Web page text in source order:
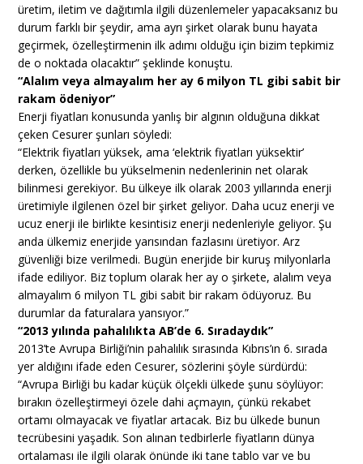
üretim, iletim ve dağıtımla ilgili düzenlemeler yapacaksanız bu
durum farklı bir şeydir, ama ayrı şirket olarak bunu hayata
geçirmek, özelleştirmenin ilk adımı olduğu için bizim tepkimiz
de o noktada olacaktır” şeklinde konuştu.
“Alalım veya almayalım her ay 6 milyon TL gibi sabit bir
rakam ödeniyor”
Enerji fiyatları konusunda yanlış bir algının olduğuna dikkat
çeken Cesurer şunları söyledi:
“Elektrik fiyatları yüksek, ama ‘elektrik fiyatları yüksektir’
derken, özellikle bu yükselmenin nedenlerinin net olarak
bilinmesi gerekiyor. Bu ülkeye ilk olarak 2003 yıllarında enerji
üretimiyle ilgilenen özel bir şirket geliyor. Daha ucuz enerji ve
ucuz enerji ile birlikte kesintisiz enerji nedenleriyle geliyor. Şu
anda ülkemiz enerjide yarısından fazlasını üretiyor. Arz
güvenliği bize verilmedi. Bugün enerjide bir kuruş milyonlarla
ifade ediliyor. Biz toplum olarak her ay o şirkete, alalım veya
almayalım 6 milyon TL gibi sabit bir rakam ödüyoruz. Bu
durumlar da faturalara yansıyor.”
“2013 yılında pahalılıkta AB’de 6. Sıradaydık”
2013’te Avrupa Birliği’nin pahalılık sırasında Kıbrıs’ın 6. sırada
yer aldığını ifade eden Cesurer, sözlerini şöyle sürdürdü:
“Avrupa Birliği bu kadar küçük ölçekli ülkede şunu söylüyor:
bırakın özelleştirmeyi özele dahi açmayın, çünkü rekabet
ortamı olmayacak ve fiyatlar artacak. Biz bu ülkede bunun
tecrübesini yaşadık. Son alınan tedbirlerle fiyatların dünya
ortalaması ile ilgili olarak önünde iki tane tablo var ve bu